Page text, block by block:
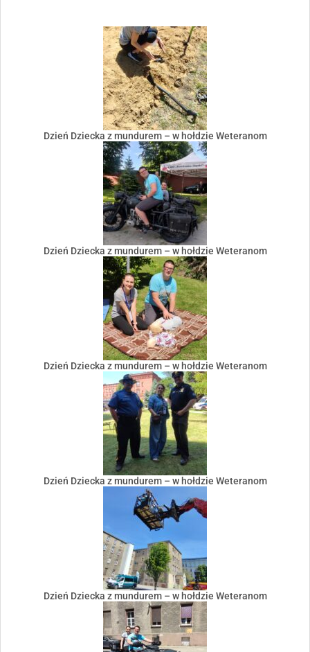
Dzień Dziecka z mundurem – w hołdzie Weteranom
Dzień Dziecka z mundurem – w hołdzie Weteranom
Dzień Dziecka z mundurem – w hołdzie Weteranom
Dzień Dziecka z mundurem – w hołdzie Weteranom
Dzień Dziecka z mundurem – w hołdzie Weteranom